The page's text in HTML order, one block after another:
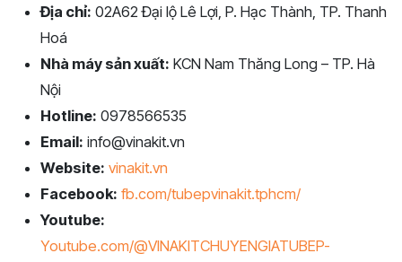
Địa chỉ: 02A62 Đại lộ Lê Lợi, P. Hạc Thành, TP. Thanh
Hoá
Nhà máy sản xuất: KCN Nam Thăng Long – TP. Hà
Nội
Hotline: 0978566535
Email: info@vinakit.vn
Website: vinakit.vn
Facebook: fb.com/tubepvinakit.tphcm/
Youtube:
Youtube.com/@VINAKITCHUYENGIATUBEP-